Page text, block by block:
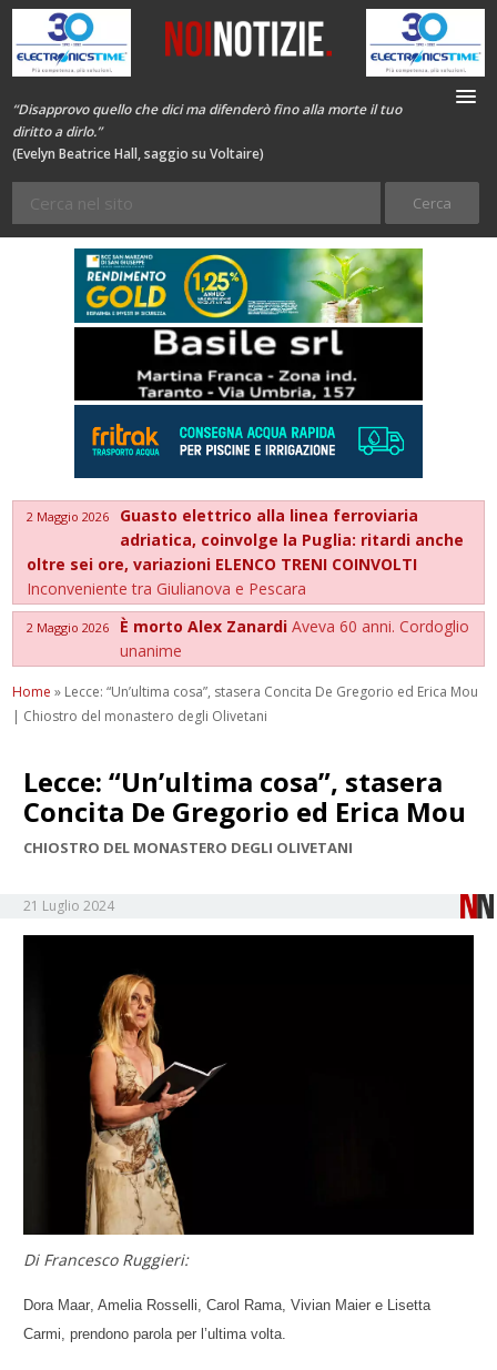
“Disapprovo quello che dici ma difenderò fino alla morte il tuo
diritto a dirlo.”
(Evelyn Beatrice Hall, saggio su Voltaire)
2 Maggio 2026
Guasto elettrico alla linea ferroviaria
adriatica, coinvolge la Puglia: ritardi anche
oltre sei ore, variazioni ELENCO TRENI COINVOLTI
Inconveniente tra Giulianova e Pescara
2 Maggio 2026 È morto Alex ZanardiAveva 60 anni. Cordoglio
unanime
Home » Lecce: “Un’ultima cosa”, stasera Concita De Gregorio ed Erica Mou
| Chiostro del monastero degli Olivetani
Lecce: “Un’ultima cosa”, stasera
Concita De Gregorio ed Erica Mou
CHIOSTRO DEL MONASTERO DEGLI OLIVETANI
21 Luglio 2024
Di Francesco Ruggieri:
Dora Maar, Amelia Rosselli, Carol Rama, Vivian Maier e Lisetta
Carmi, prendono parola per l’ultima volta.